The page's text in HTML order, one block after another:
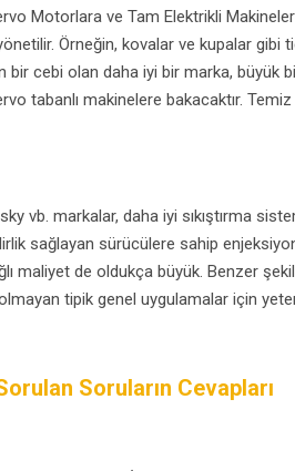
Motorlara ve Tam Elektrikli
Örneğin, kovalar ve kupalar gibi
bir cebi olan daha iyi bir marka, büyük
tabanlı makinelere bakacaktır.
vb. markalar, daha iyi sıkıştırma
sağlayan sürücülere sahip
maliyet de oldukça büyük. Benzer
tipik genel uygulamalar için
Soruların Cevapları